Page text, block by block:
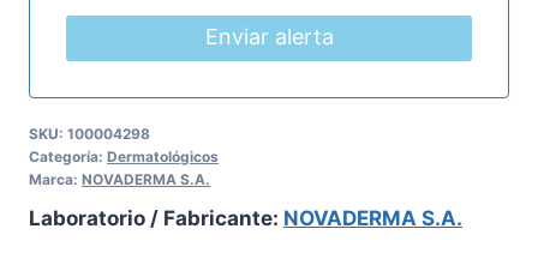
Enviar alerta
SKU: 100004298
Categoría: Dermatológicos
Marca: NOVADERMA S.A.
Laboratorio / Fabricante: NOVADERMA S.A.